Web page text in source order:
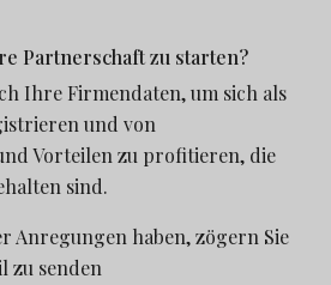
Partnerschaft zu starten?
Ihre Firmendaten, um sich als
und von
Vorteilen zu profitieren, die
sind.
Anregungen haben, zögern Sie
zu senden